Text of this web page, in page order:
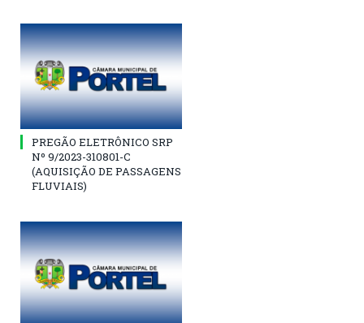
PREGÃO ELETRÔNICO SRP
Nº 9/2023-310801-C
(AQUISIÇÃO DE PASSAGENS
FLUVIAIS)